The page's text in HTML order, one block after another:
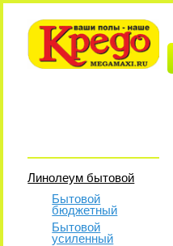
Линолеум бытовой
Бытовой
бюджетный
Бытовой
усиленный